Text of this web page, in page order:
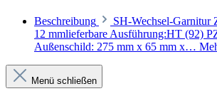
Beschreibung
SH-Wechsel-Garnitur
12 mmlieferbare Ausführung:HT (92)
Außenschild: 275 mm x 65 mm x…
Menü schließen